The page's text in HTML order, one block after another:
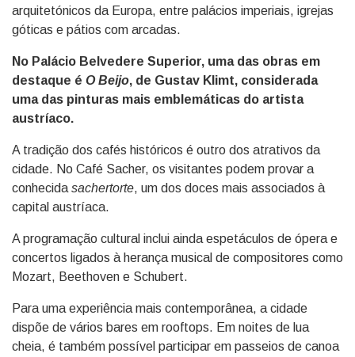
arquitetónicos da Europa, entre palácios imperiais, igrejas
góticas e pátios com arcadas.
No Palácio Belvedere Superior, uma das obras em
destaque é O Beijo, de Gustav Klimt, considerada
uma das pinturas mais emblemáticas do artista
austríaco.
A tradição dos cafés históricos é outro dos atrativos da
cidade. No Café Sacher, os visitantes podem provar a
conhecida sachertorte, um dos doces mais associados à
capital austríaca.
A programação cultural inclui ainda espetáculos de ópera e
concertos ligados à herança musical de compositores como
Mozart, Beethoven e Schubert.
Para uma experiência mais contemporânea, a cidade
dispõe de vários bares em rooftops. Em noites de lua
cheia, é também possível participar em passeios de canoa